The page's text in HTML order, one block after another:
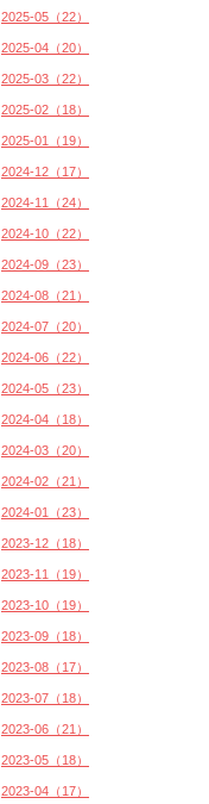
2025-05（22）
2025-04（20）
2025-03（22）
2025-02（18）
2025-01（19）
2024-12（17）
2024-11（24）
2024-10（22）
2024-09（23）
2024-08（21）
2024-07（20）
2024-06（22）
2024-05（23）
2024-04（18）
2024-03（20）
2024-02（21）
2024-01（23）
2023-12（18）
2023-11（19）
2023-10（19）
2023-09（18）
2023-08（17）
2023-07（18）
2023-06（21）
2023-05（18）
2023-04（17）